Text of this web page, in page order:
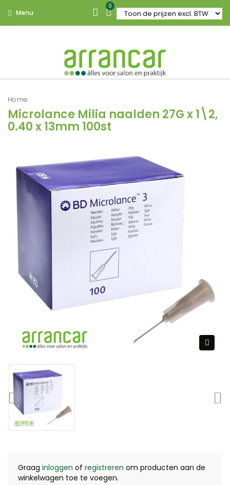
Menu
0
Home
Microlance Milia naalden 27G x 1\2,
0.40 x 13mm 100st
Graag inloggen of registreren om producten aan de
winkelwagen toe te voegen.